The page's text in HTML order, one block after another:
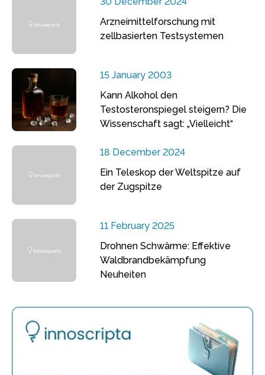
Arzneimittelforschung mit
zellbasierten Testsystemen
15 January 2003
Kann Alkohol den
Testosteronspiegel steigern? Die
Wissenschaft sagt: „Vielleicht“
18 December 2024
Ein Teleskop der Weltspitze auf
der Zugspitze
11 February 2025
Drohnen Schwärme: Effektive
Waldbrandbekämpfung
Neuheiten